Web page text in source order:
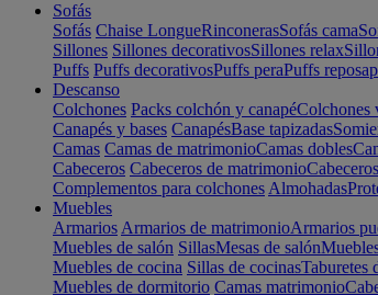
Sofás
Sofás Chaise LongueRinconerasSofás cama
Sillones Sillones decorativosSillones relax
Puffs Puffs decorativosPuffs peraPuffs
Descanso
Colchones Packs colchón y canapéColchones
Canapés y bases CanapésBase tapizadas
Camas Camas de matrimonioCamas dobles
Cabeceros Cabeceros de matrimonio
Complementos para colchones Almohadas
Muebles
Armarios Armarios de matrimonioArmarios
Muebles de salón SillasMesas de salón
Muebles de cocina Sillas de cocinasTaburetes
Muebles de dormitorio Camas matrimonio